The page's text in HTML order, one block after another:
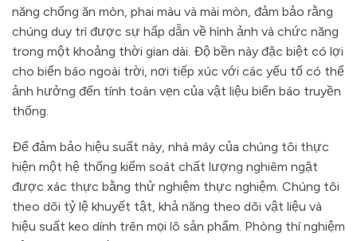
năng chống ăn mòn, phai màu và mài mòn, đảm bảo rằng
chúng duy trì được sự hấp dẫn về hình ảnh và chức năng
trong một khoảng thời gian dài. Độ bền này đặc biệt có lợi
cho biển báo ngoài trời, nơi tiếp xúc với các yếu tố có thể
ảnh hưởng đến tính toàn vẹn của vật liệu biển báo truyền
thống.
Để đảm bảo hiệu suất này, nhà máy của chúng tôi thực
hiện một hệ thống kiểm soát chất lượng nghiêm ngặt
được xác thực bằng thử nghiệm thực nghiệm. Chúng tôi
theo dõi tỷ lệ khuyết tật, khả năng theo dõi vật liệu và
hiệu suất keo dính trên mọi lô sản phẩm. Phòng thí nghiệm